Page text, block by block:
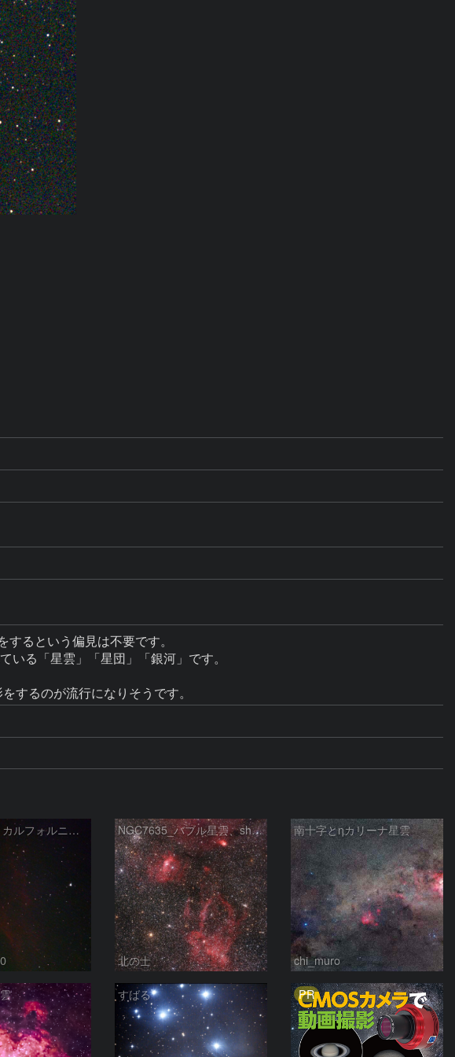
るという偏見は不要です。
る「星雲」「星団」「銀河」です。
NGC1499 カルフォルニア星雲 NGC7635_バブル星雲、sh2-157_くわがた星雲
北の士
南十字とηカリーナ星雲
chi_muro
すばる PR